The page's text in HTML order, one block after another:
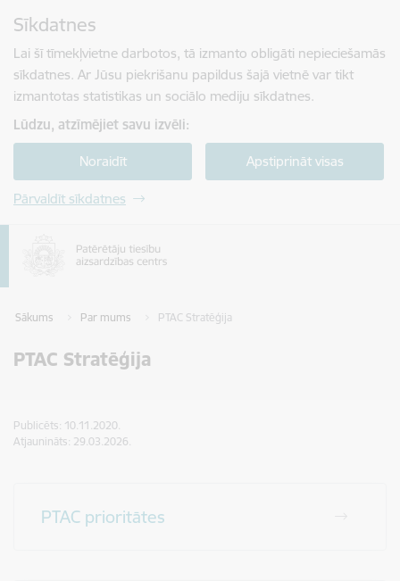
Sīkdatnes
Lai šī tīmekļvietne darbotos, tā izmanto obligāti nepieciešamās
sīkdatnes. Ar Jūsu piekrišanu papildus šajā vietnē var tikt
izmantotas statistikas un sociālo mediju sīkdatnes.
Lūdzu, atzīmējiet savu izvēli:
Noraidīt Apstiprināt visas
Pārvaldīt sīkdatnes
Sākums Par mums PTAC Stratēģija
PTAC Stratēģija
Publicēts: 10.11.2020.
Atjaunināts: 29.03.2026.
PTAC prioritātes